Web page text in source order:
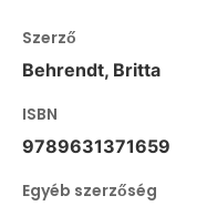
Szerző
Behrendt, Britta
ISBN
9789631371659
Egyéb szerzőség